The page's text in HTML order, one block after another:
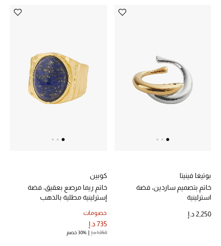
بوتيغا فينيتا
خاتم بتصميم ساردين، فضة
استرلينية
2,250 د.إ
كوبين
خاتم ريما مرصع بعقيق، فضة
إسترلينية مطلية بالذهب
خصومات
735 د.إ
1,050 د.إ 30% خصم